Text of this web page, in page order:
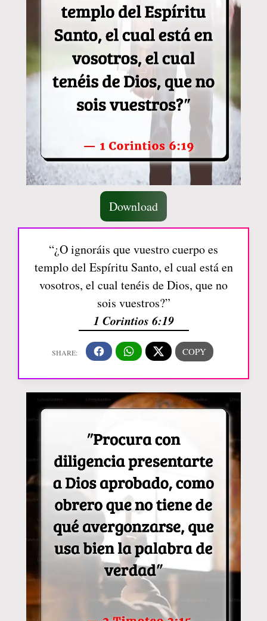
Download
“¿O ignoráis que vuestro cuerpo es
templo del Espíritu Santo, el cual está en
vosotros, el cual tenéis de Dios, que no
sois vuestros?”
1 Corintios 6:19